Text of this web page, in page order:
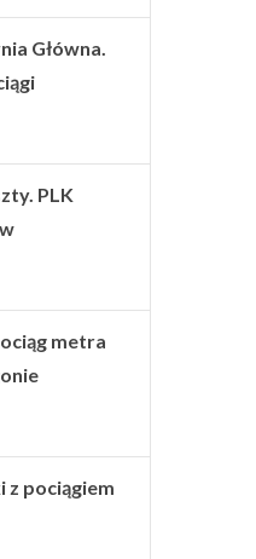
Główna.
PLK
metra
z pociągiem